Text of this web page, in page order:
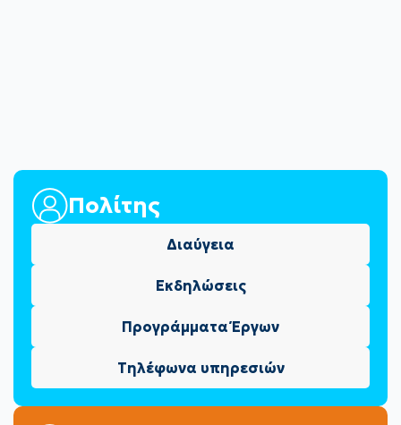
Πολίτης
Διαύγεια
Εκδηλώσεις
Προγράμματα Έργων
Τηλέφωνα υπηρεσιών